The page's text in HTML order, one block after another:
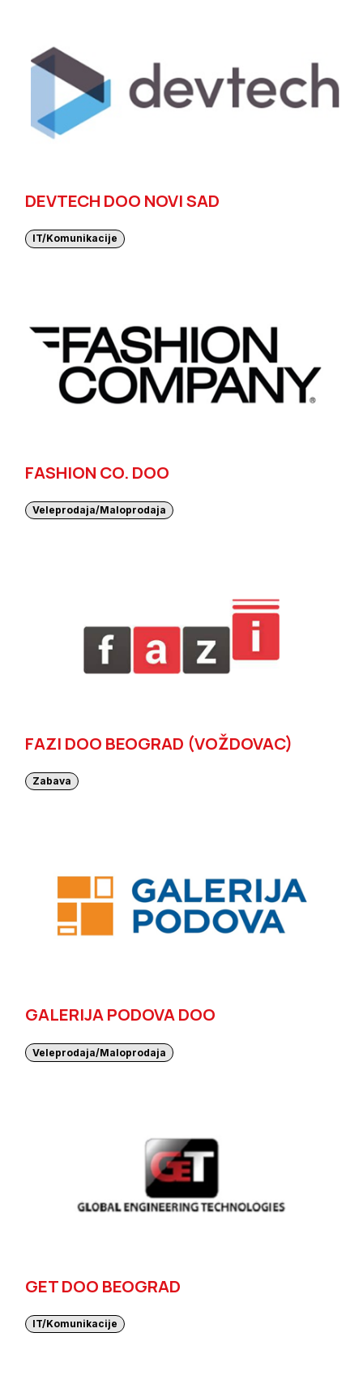
DEVTECH DOO NOVI SAD
IT/Komunikacije
FASHION CO. DOO
Veleprodaja/Maloprodaja
FAZI DOO BEOGRAD (VOŽDOVAC)
Zabava
GALERIJA PODOVA DOO
Veleprodaja/Maloprodaja
GET DOO BEOGRAD
IT/Komunikacije